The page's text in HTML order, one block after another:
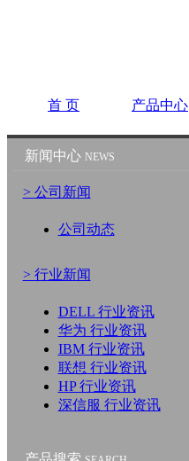
首 页 产品中心
新闻中心 NEWS
> 公司新闻
公司动态
> 行业新闻
DELL 行业资讯
华为 行业资讯
IBM 行业资讯
联想 行业资讯
HP 行业资讯
深信服 行业资讯